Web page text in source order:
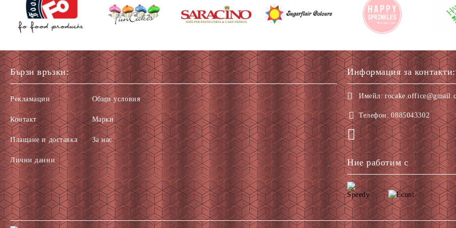
Бързи връзки:
Рекламации
Контакт
Плащане и доставка
Лични данни
Общи условия
Марки
За нас
Информация за контакти:
Имейл:
Телефон: 0885043302
Ние работим с